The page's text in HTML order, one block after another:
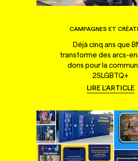
CAMPAGNES ET
Déjà cinq ans que
transforme des arcs-
dons pour la
2SLGBTQ+
LIRE L'ARTICLE